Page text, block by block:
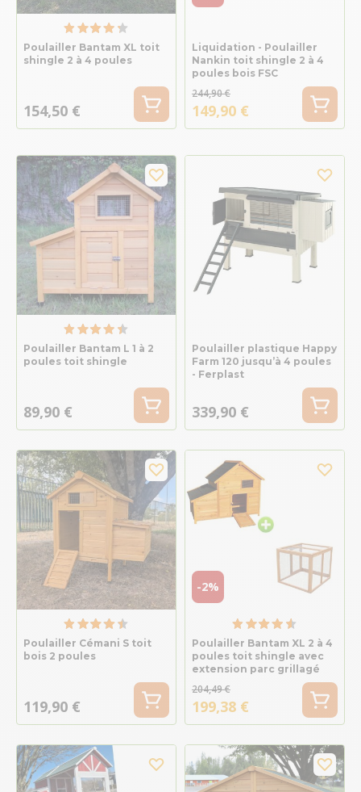
Poulailler Bantam XL toit
shingle 2 à 4 poules
154,50 €
Liquidation - Poulailler
Nankin toit shingle 2 à 4
poules bois FSC
244,90 €
149,90 €
Poulailler Bantam L 1 à 2
poules toit shingle
89,90 €
Poulailler plastique Happy
Farm 120 jusqu’à 4 poules
- Ferplast
339,90 €
Poulailler Cémani S toit
bois 2 poules
119,90 €
-2%
Poulailler Bantam XL 2 à 4
poules toit shingle avec
extension parc grillagé
204,49 €
199,38 €